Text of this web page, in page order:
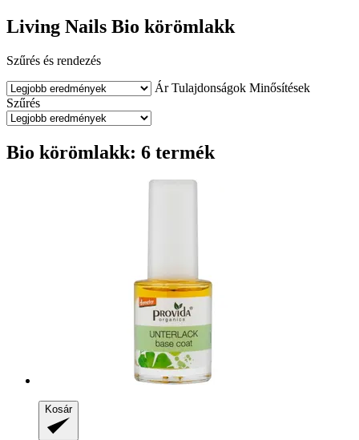
Living Nails Bio körömlakk
Szűrés és rendezés
Ár Tulajdonságok Minősítések
Szűrés
Bio körömlakk: 6 termék
Kosár